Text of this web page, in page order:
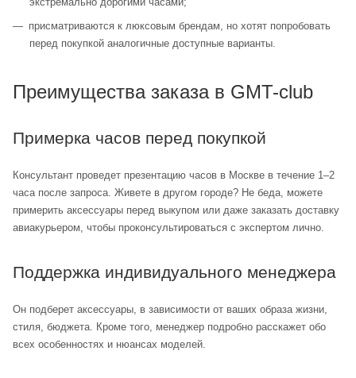
присматриваются к люксовым брендам, но хотят попробовать
перед покупкой аналогичные доступные варианты.
Преимущества заказа в GMT-club
Примерка часов перед покупкой
Консультант проведет презентацию часов в Москве в течение 1–2
часа после запроса. Живете в другом городе? Не беда, можете
примерить аксессуары перед выкупом или даже заказать доставку
авиакурьером, чтобы проконсультироваться с экспертом лично.
Поддержка индивидуального менеджера
Он подберет аксессуары, в зависимости от ваших образа жизни,
стиля, бюджета. Кроме того, менеджер подробно расскажет обо
всех особенностях и нюансах моделей.